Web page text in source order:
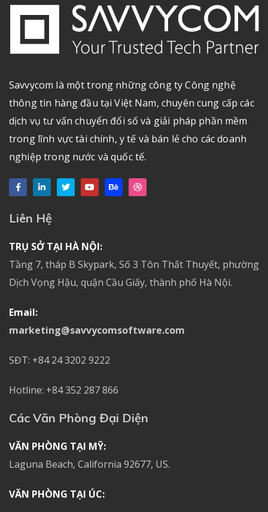
Savvycom là một trong những công ty Công nghệ
thông tin hàng đầu tại Việt Nam, chuyên cung cấp các
dịch vụ tư vấn chuyển đổi số và giải pháp phần mềm
trong lĩnh vực tài chính, y tế và bán lẻ cho các doanh
nghiệp trong nước và quốc tế.
Liên Hệ
TRỤ SỞ TẠI HÀ NỘI:
Tầng 7, tháp B Skypark, Số 3 Tôn Thất Thuyết, phường
Dịch Vọng Hậu, quận Cầu Giấy, thành phố Hà Nội.
Email:
marketing@savvycomsoftware.com
SĐT: +84 24 3202 9222
Hotline: +84 352 287 866
Các Văn Phòng Đại Diện
VĂN PHÒNG TẠI MỸ:
Laguna Beach, California 92677, US.
VĂN PHÒNG TẠI ÚC: